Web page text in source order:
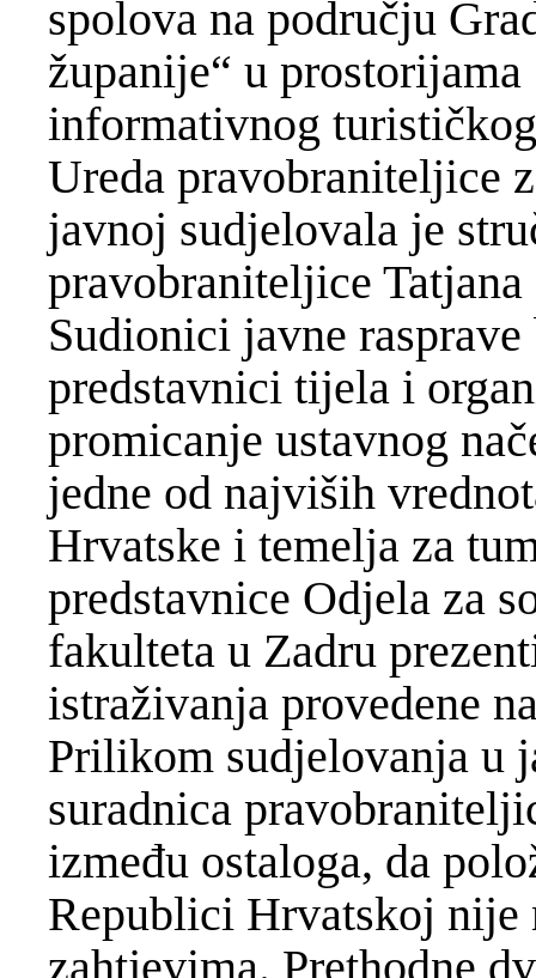
spolova na području
županije“ u
informativnog
Ureda pravobraniteljice
javnoj sudjelovala je
pravobraniteljice
Sudionici javne
predstavnici tijela i
promicanje ustavnog
jedne od najviših
Hrvatske i temelja za
predstavnice Odjela za
fakulteta u Zadru
istraživanja provedene
Prilikom sudjelovanja u
suradnica
između ostaloga, da
Republici Hrvatskoj
zahtjevima. Prethodne